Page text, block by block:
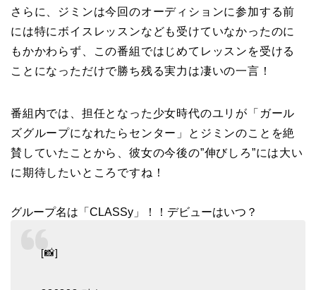
さらに、ジミンは今回のオーディションに参加する前
には特にボイスレッスンなども受けていなかったのに
もかかわらず、この番組ではじめてレッスンを受ける
ことになっただけで勝ち残る実力は凄いの一言！
番組内では、担任となった少女時代のユリが「ガール
ズグループになれたらセンター」とジミンのことを絶
賛していたことから、彼女の今後の”伸びしろ”には大い
に期待したいところですね！
グループ名は「CLASSy」！！デビューはいつ？
[📸]